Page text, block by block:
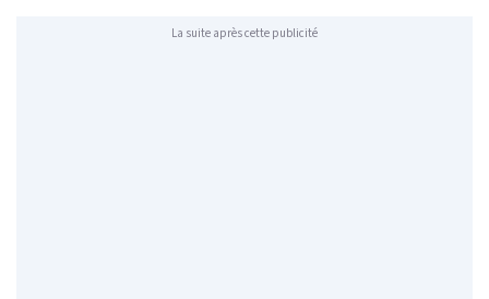
La suite après cette publicité